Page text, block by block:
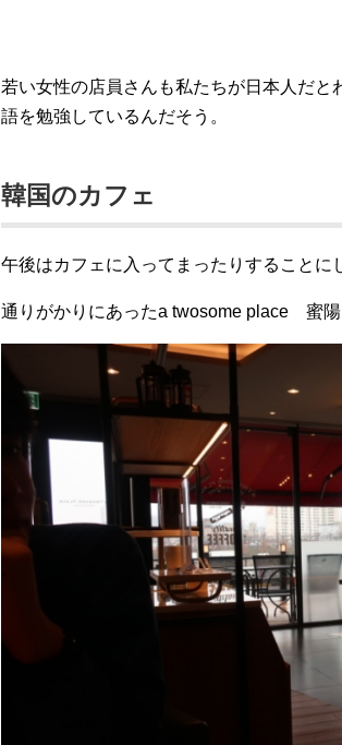
若い女性の店員さんも私たちが日本人だ
語を勉強しているんだそう。
韓国のカフェ
午後はカフェに入ってまったりすることに
通りがかりにあったa twosome place 蜜